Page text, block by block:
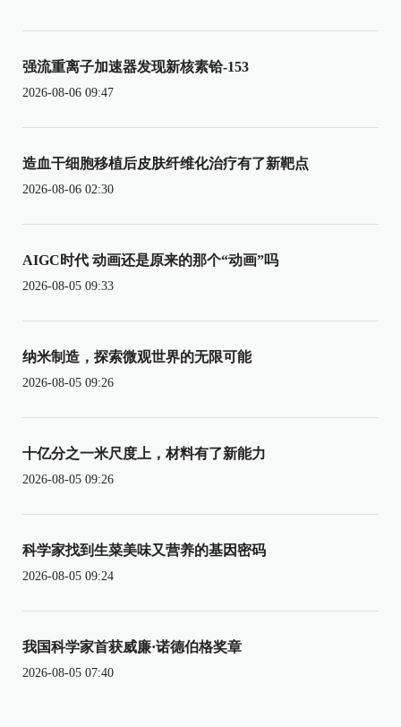
强流重离子加速器发现新核素铪-153
2026-08-06 09:47
造血干细胞移植后皮肤纤维化治疗有了新靶点
2026-08-06 02:30
AIGC时代 动画还是原来的那个“动画”吗
2026-08-05 09:33
纳米制造，探索微观世界的无限可能
2026-08-05 09:26
十亿分之一米尺度上，材料有了新能力
2026-08-05 09:26
科学家找到生菜美味又营养的基因密码
2026-08-05 09:24
我国科学家首获威廉·诺德伯格奖章
2026-08-05 07:40